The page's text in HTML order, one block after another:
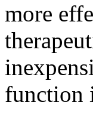
more
function